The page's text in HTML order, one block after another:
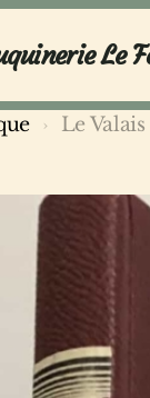
Le
Le